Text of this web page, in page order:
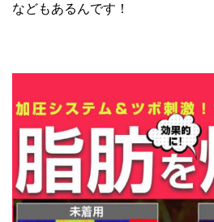
などもあるんです！